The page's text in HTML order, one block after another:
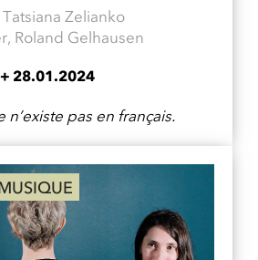
Zelianko
Roland Gelhausen
n’existe pas en français.
+ 28.01.2024